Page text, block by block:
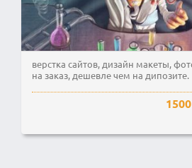
верстка сайтов, дизайн макеты,
на заказ, дешевле чем на дипозите.
1500